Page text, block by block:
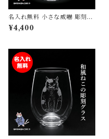
名入れ無料 小さな威嚇 彫刻グ
ラス 猫 猫好きへのプレゼント
砂吹き工房ねこまたや 記念日
¥4,400